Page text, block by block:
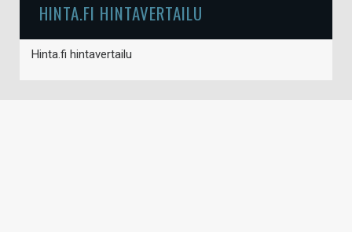
HINTA.FI HINTAVERTAILU
Hinta.fi hintavertailu